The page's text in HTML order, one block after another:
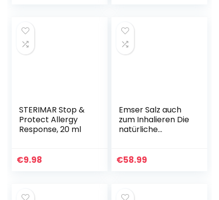
STERIMAR Stop &
Protect Allergy
Response, 20 ml
€9.98
Emser Salz auch
zum Inhalieren Die
natürliche
oberen Atemwege
€58.99